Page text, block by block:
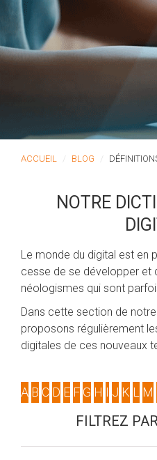
ACCUEIL BLOG
NOTRE
Le monde du digital est en
cesse de se développer et
néologismes qui sont
Dans cette section de
proposons régulièrement
digitales de ces nouveaux
A B C D E FG H I J K L M
FILTREZ